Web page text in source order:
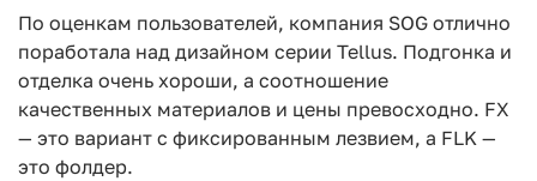
По оценкам пользователей, компания SOG отлично
поработала над дизайном серии Tellus. Подгонка и
отделка очень хороши, а соотношение
качественных материалов и цены превосходно. FX
— это вариант с фиксированным лезвием, а FLK —
это фолдер.